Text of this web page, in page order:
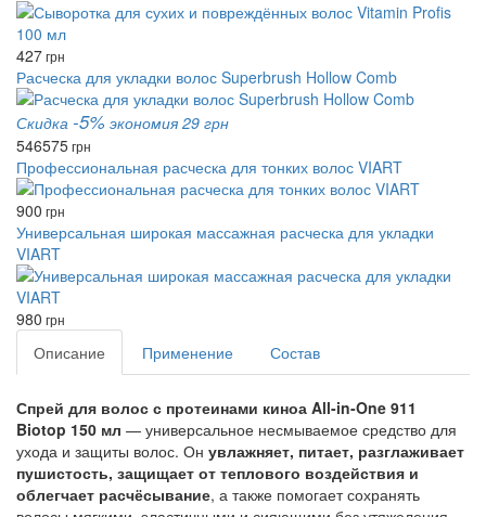
427грн
Расческа для укладки волос Superbrush Hollow Comb
Скидка -5% экономия 29 грн
546575грн
Профессиональная расческа для тонких волос VIART
900 грн
Универсальная широкая массажная расческа для укладки
VIART
980 грн
Описание Применение Состав
Спрей для волос с протеинами киноа All-in-One 911
Biotop 150 мл — универсальное несмываемое средство для
ухода и защиты волос. Он увлажняет, питает, разглаживает
пушистость, защищает от теплового воздействия и
облегчает расчёсывание, а также помогает сохранять